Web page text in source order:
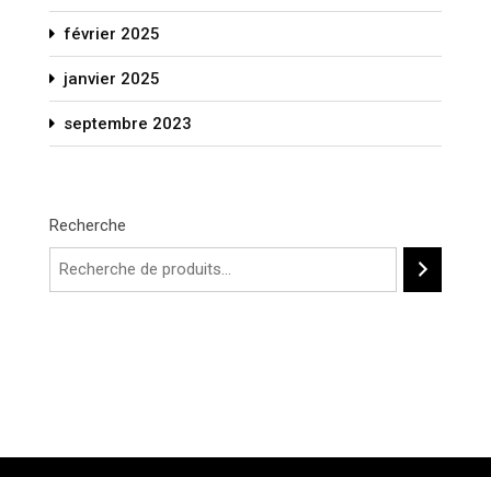
février 2025
janvier 2025
septembre 2023
Recherche